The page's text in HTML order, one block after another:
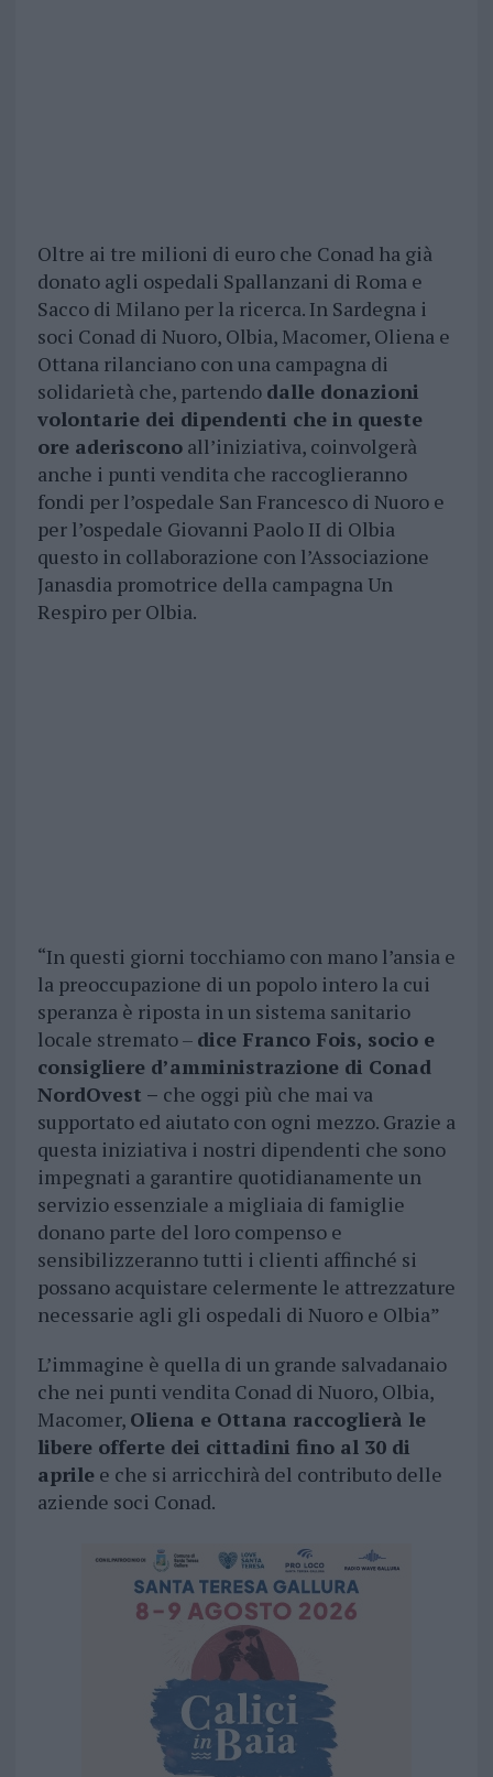
Oltre ai tre milioni di euro che Conad ha già
donato agli ospedali Spallanzani di Roma e
Sacco di Milano per la ricerca. In Sardegna i
soci Conad di Nuoro, Olbia, Macomer, Oliena e
Ottana rilanciano con una campagna di
solidarietà che, partendo dalle donazioni
volontarie dei dipendenti che in queste
ore aderisconoall’iniziativa, coinvolgerà
anche i punti vendita che raccoglieranno
fondi per l’ospedale San Francesco di Nuoro e
per l’ospedale Giovanni Paolo II di Olbia
questo in collaborazione con l’Associazione
Janasdia promotrice della campagna Un
Respiro per Olbia.
“In questi giorni tocchiamo con mano l’ansia e
la preoccupazione di un popolo intero la cui
speranza è riposta in un sistema sanitario
locale stremato – dice Franco Fois, socio e
consigliere d’amministrazione di Conad
NordOvest – che oggi più che mai va
supportato ed aiutato con ogni mezzo. Grazie a
questa iniziativa i nostri dipendenti che sono
impegnati a garantire quotidianamente un
servizio essenziale a migliaia di famiglie
donano parte del loro compenso e
sensibilizzeranno tutti i clienti affinché si
possano acquistare celermente le attrezzature
necessarie agli gli ospedali di Nuoro e Olbia”
L’immagine è quella di un grande salvadanaio
che nei punti vendita Conad di Nuoro, Olbia,
Macomer, Oliena e Ottana raccoglierà le
libere offerte dei cittadini fino al 30 di
aprilee che si arricchirà del contributo delle
aziende soci Conad.